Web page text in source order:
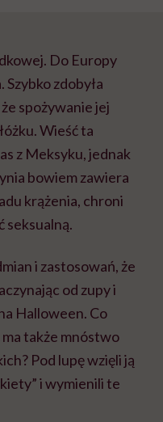
Do Europy
zdobyła
spożywanie jej
Wieść ta
z Meksyku, jednak
bowiem zawiera
krążenia, chroni
seksualną.
i zastosowań, że
od zupy i
Halloween. Co
także mnóstwo
Pod lupę wzięli ją
i wymienili te